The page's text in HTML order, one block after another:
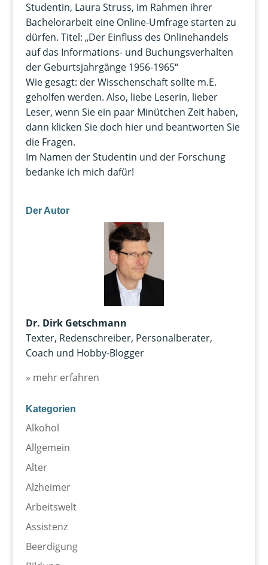
Studentin, Laura Struss, im Rahmen ihrer
Bachelorarbeit eine Online-Umfrage starten zu
dürfen. Titel: „Der Einfluss des Onlinehandels
auf das Informations- und Buchungsverhalten
der Geburtsjahrgänge 1956-1965“
Wie gesagt: der Wisschenschaft sollte m.E.
geholfen werden. Also, liebe Leserin, lieber
Leser, wenn Sie ein paar Minütchen Zeit haben,
dann klicken Sie doch hier und beantworten Sie
die Fragen.
Im Namen der Studentin und der Forschung
bedanke ich mich dafür!
Der Autor
Dr. Dirk Getschmann
Texter, Redenschreiber, Personalberater,
Coach und Hobby-Blogger
» mehr erfahren
Kategorien
Alkohol
Allgemein
Alter
Alzheimer
Arbeitswelt
Assistenz
Beerdigung